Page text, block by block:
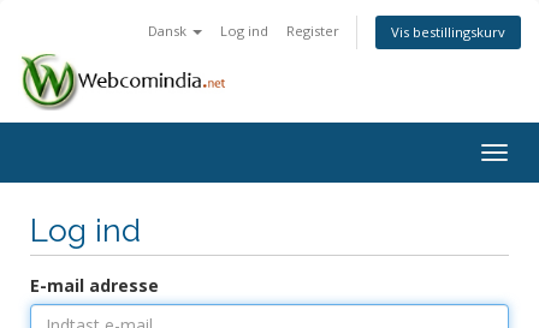
Dansk Log ind Register Vis bestillingskurv
Log ind
E-mail adresse